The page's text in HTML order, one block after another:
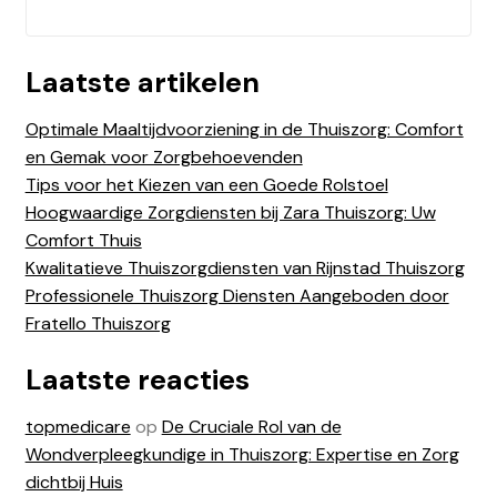
Laatste artikelen
Optimale Maaltijdvoorziening in de Thuiszorg: Comfort
en Gemak voor Zorgbehoevenden
Tips voor het Kiezen van een Goede Rolstoel
Hoogwaardige Zorgdiensten bij Zara Thuiszorg: Uw
Comfort Thuis
Kwalitatieve Thuiszorgdiensten van Rijnstad Thuiszorg
Professionele Thuiszorg Diensten Aangeboden door
Fratello Thuiszorg
Laatste reacties
topmedicare op De Cruciale Rol van de
Wondverpleegkundige in Thuiszorg: Expertise en Zorg
dichtbij Huis